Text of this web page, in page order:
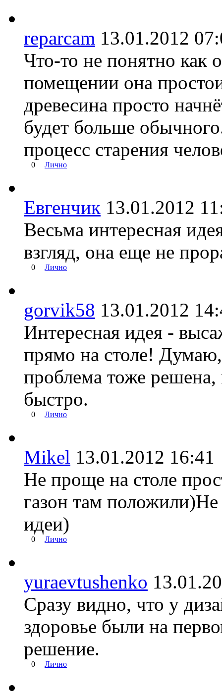
reparcam 13.01.2012
Что-то не понятно как
помещении она
древесина просто
будет больше
процесс старения
0 Лично
Евгенчик 13.01.2012
Весьма интересная
взгляд, она еще не
0 Лично
gorvik58 13.01.2012
Интересная идея -
прямо на столе!
проблема тоже решена,
быстро.
0 Лично
Mikel 13.01.2012
Не проще на столе
газон там
идеи)
0 Лично
yuraevtushenko
Сразу видно, что у
здоровье были на
решение.
0 Лично